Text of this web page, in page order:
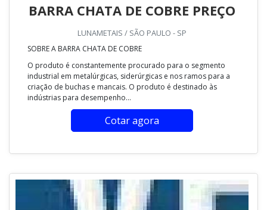
BARRA CHATA DE COBRE PREÇO
LUNAMETAIS / SÃO PAULO - SP
SOBRE A BARRA CHATA DE COBRE
O produto é constantemente procurado para o segmento
industrial em metalúrgicas, siderúrgicas e nos ramos para a
criação de buchas e mancais. O produto é destinado às
indústrias para desempenho...
Cotar agora